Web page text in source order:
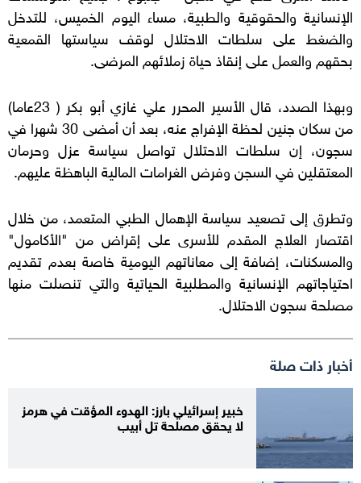
الإنسانية والحقوقية والطبية، مساء اليوم الخميس، للتدخل
والضغط على سلطات الاحتلال لوقف سياستها القمعية
بحقهم والعمل على إنقاذ حياة زملائهم المرضى.
وبهذا الصدد، قال الأسير المحرر علي غازي أبو بكر ( 23عاما)
من سكان جنين لحظة الإفراج عنه، بعد أن أمضى 30 شهرا في
سجون، إن سلطات الاحتلال تواصل سياسة عزل وحرمان
المعتقلين في السجن وفرض الغرامات المالية الباهظة عليهم.
وتطرق إلى تصعيد سياسة الإهمال الطبي المتعمد، من خلال
اقتصار العلاج المقدم للأسرى على إقراض من "الأكامول"
والمسكنات، إضافة إلى معاناتهم اليومية خاصة بعدم تقديم
احتياجاتهم الإنسانية والمطلبية الحياتية والتي تنصلت منها
مصلحة سجون الاحتلال.
أخبار ذات صلة
خبير إسرائيلي بارز: الهدوء المؤقت في هرمز
لا يحقق مصلحة تل أبيب